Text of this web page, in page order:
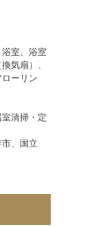
室、浴室
気扇）、
ーリン
清掃・定
、国立